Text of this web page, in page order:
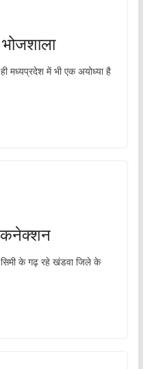
मध्यप्रदेश में भी एक अयोध्या है
कनेक्शन
के गढ़ रहे खंडवा जिले के